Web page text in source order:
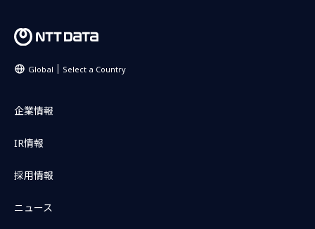
Global Select a Country
企業情報
IR情報
採用情報
ニュース